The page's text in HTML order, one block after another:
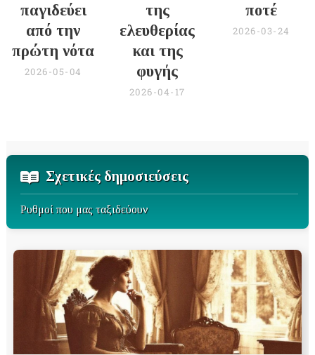
παγιδεύει
από την
πρώτη νότα
2026-05-04
της
ελευθερίας
και της
φυγής
2026-04-17
ποτέ
2026-03-24
Σχετικές δημοσιεύσεις
Ρυθμοί που μας ταξιδεύουν